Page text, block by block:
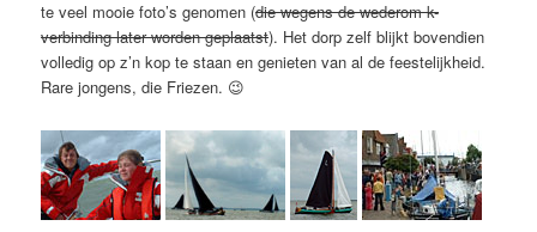
te veel mooie foto’s genomen (die wegens de wederom k-
verbinding later worden geplaatst). Het dorp zelf blijkt bovendien
volledig op z’n kop te staan en genieten van al de feestelijkheid.
Rare jongens, die Friezen. 😉